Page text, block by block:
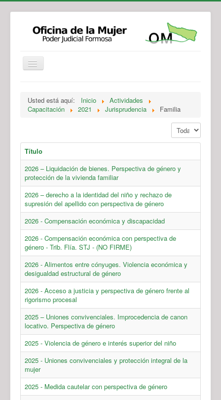
Legislación
Novedades
Usted está aquí: Inicio
Actividades
Capacitación
2021 Jurisprudencia
Familia
Mostrar #
Título
2026 – Liquidación de bienes. Perspectiva de género y
protección de la vivienda familiar
2026 – derecho a la identidad del niño y rechazo de
supresión del apellido con perspectiva de género
2026 - Compensación económica y discapacidad
2026 - Compensación económica con perspectiva de
género - Trib. Flía. STJ - (NO FIRME)
2026 - Alimentos entre cónyuges. Violencia económica y
desigualdad estructural de género
2026 - Acceso a justicia y perspectiva de género frente al
rigorismo procesal
2025 – Uniones convivenciales. Improcedencia de canon
locativo. Perspectiva de género
2025 - Violencia de género e interés superior del niño
2025 - Uniones convivenciales y protección integral de la
mujer
2025 - Medida cautelar con perspectiva de género